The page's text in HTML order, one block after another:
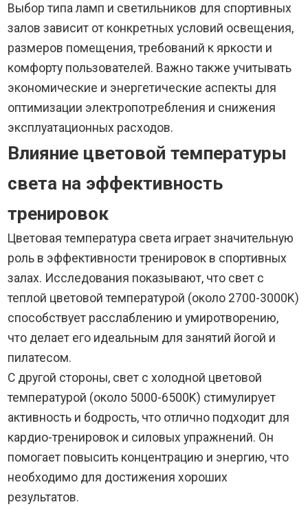
Выбор типа ламп и светильников для спортивных
залов зависит от конкретных условий освещения,
размеров помещения, требований к яркости и
комфорту пользователей. Важно также учитывать
экономические и энергетические аспекты для
оптимизации электропотребления и снижения
эксплуатационных расходов.
Влияние цветовой температуры
света на эффективность
тренировок
Цветовая температура света играет значительную
роль в эффективности тренировок в спортивных
залах. Исследования показывают, что свет с
теплой цветовой температурой (около 2700-3000K)
способствует расслаблению и умиротворению,
что делает его идеальным для занятий йогой и
пилатесом.
С другой стороны, свет с холодной цветовой
температурой (около 5000-6500K) стимулирует
активность и бодрость, что отлично подходит для
кардио-тренировок и силовых упражнений. Он
помогает повысить концентрацию и энергию, что
необходимо для достижения хороших
результатов.